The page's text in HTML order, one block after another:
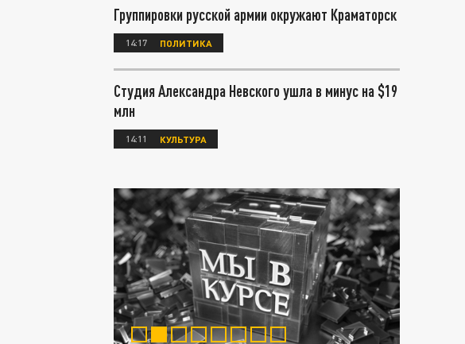
Группировки русской армии окружают Краматорск
14:17 ПОЛИТИКА
Студия Александра Невского ушла в минус на $19
млн
14:11 КУЛЬТУРА